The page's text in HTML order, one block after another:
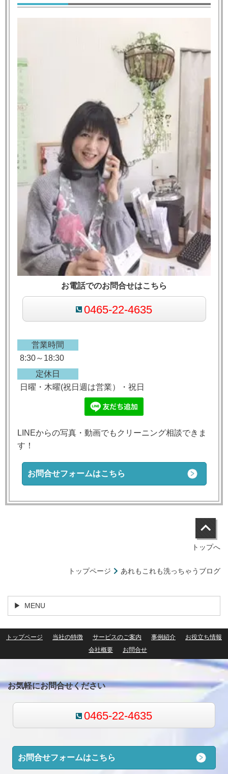
お電話でのお問合せはこちら
0465-22-4635
営業時間
8:30～18:30
定休日
日曜・木曜(祝日週は営業）・祝日
LINEからの写真・動画でもクリーニング相談できま
す！
お問合せフォームはこちら
トップへ
トップページ あれもこれも洗っちゃうブログ
MENU
トップページ 当社の特徴 サービスのご案内 事例紹介
お役立ち情報
会社概要
お問合せ
お気軽にお問合せください
0465-22-4635
お問合せフォームはこちら